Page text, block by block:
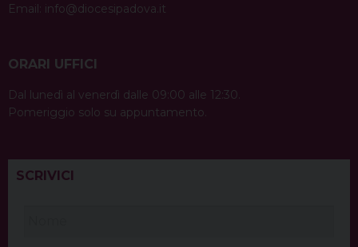
Email: info@diocesipadova.it
ORARI UFFICI
Dal lunedì al venerdì dalle 09:00 alle 12:30.
Pomeriggio solo su appuntamento.
SCRIVICI